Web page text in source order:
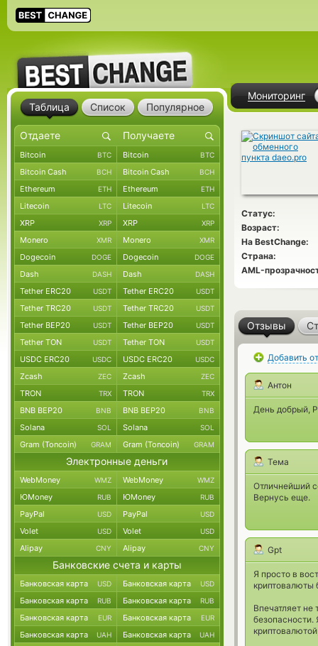
Мониторинг
Статус:
Возраст:
На BestChange:
Страна:
AML-
Отзывы
Добавить
Антон
День добрый,
Тема
Отличнейший
Вернусь еще.
Gpt
Я просто в
криптовалюты
Впечатляет не
безопасности.
Таблица Список Популярное
Bitcoin BTC Bitcoin BTC
Bitcoin Cash BCH Bitcoin Cash BCH
Ethereum ETH Ethereum ETH
Litecoin LTC Litecoin LTC
XRP XRP XRP XRP
Monero XMR Monero XMR
Dogecoin DOGE Dogecoin DOGE
Dash DASH Dash DASH
Tether ERC20 USDT Tether ERC20 USDT
Tether TRC20 USDT Tether TRC20 USDT
Tether BEP20 USDT Tether BEP20 USDT
Tether TON USDT Tether TON USDT
USDC ERC20 USDC USDC ERC20 USDC
Zcash ZEC Zcash ZEC
TRON TRX TRON TRX
BNB BEP20 BNB BNB BEP20 BNB
Solana SOL Solana SOL
Gram (Toncoin) GRAM Gram (Toncoin) GRAM
Электронные деньги
WebMoney WMZ WebMoney WMZ
ЮMoney RUB ЮMoney RUB
PayPal USD PayPal USD
Volet USD Volet USD
Alipay CNY Alipay CNY
Банковские счета и карты
Банковская карта USD Банковская карта USD
Банковская карта RUB Банковская карта RUB
Банковская карта EUR Банковская карта EUR
Банковская карта UAH Банковская карта UAH